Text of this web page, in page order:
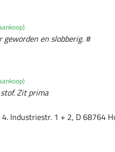
geworden en slobberig. #
Zit prima
4. Industriestr. 1 + 2, D 68764